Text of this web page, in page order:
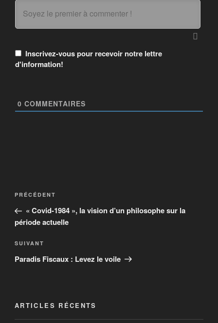
Inscrivez-vous pour recevoir notre lettre
d'information!
0 COMMENTAIRES
PRÉCÉDENT
« Covid-1984 », la vision d’un philosophe sur la
période actuelle
SUIVANT
Paradis Fiscaux : Levez le voile
ARTICLES RÉCENTS